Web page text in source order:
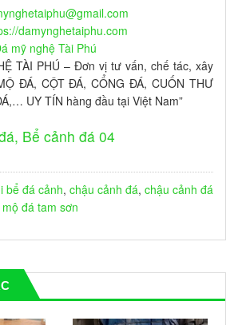
damynghetaiphu.com
mỹ nghệ Tài Phú
TÀI PHÚ – Đơn vị tư vấn, chế tác, xây
ĐÁ, CỘT ĐÁ, CỔNG ĐÁ, CUỐN THƯ
UY TÍN hàng đầu tại Việt Nam”
Bể cảnh đá 04
bể đá cảnh, chậu cảnh đá, chậu cảnh đá
mộ đá tam sơn